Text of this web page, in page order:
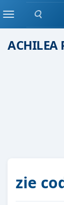
Zoeken
Menumoeras/
ACHILEA
zie